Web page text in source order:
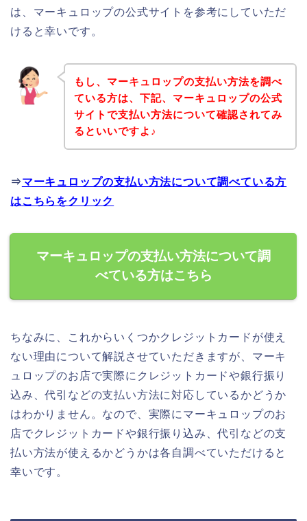
は、マーキュロップの公式サイトを参考にしていただ
けると幸いです。
もし、マーキュロップの支払い方法を調べ
ている方は、下記、マーキュロップの公式
サイトで支払い方法について確認されてみ
るといいですよ♪
⇒マーキュロップの支払い方法について調べている方
はこちらをクリック
マーキュロップの支払い方法について調
べている方はこちら
ちなみに、これからいくつかクレジットカードが使え
ない理由について解説させていただきますが、マーキ
ュロップのお店で実際にクレジットカードや銀行振り
込み、代引などの支払い方法に対応しているかどうか
はわかりません。なので、実際にマーキュロップのお
店でクレジットカードや銀行振り込み、代引などの支
払い方法が使えるかどうかは各自調べていただけると
幸いです。